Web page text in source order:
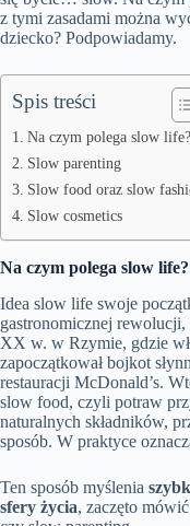
z tymi zasadami można
dziecko? Podpowiadamy.
Spis treści
Na czym polega slow life?
Slow parenting
Slow food oraz slow
Slow cosmetics
Na czym polega slow life?
Idea slow life swoje
gastronomicznej rewolucji,
XX w. w Rzymie, gdzie
zapoczątkował bojkot
restauracji McDonald’s.
slow food, czyli potraw
naturalnych składników,
sposób. W praktyce
Ten sposób myślenia
sfery życia, zaczęto